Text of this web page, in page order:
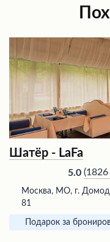
Шатёр - LaFa
5.0 (1826
Москва, МО, г.
81
Подарок за